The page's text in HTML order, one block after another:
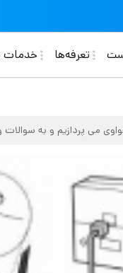
تعرفه‌ها خدمات
می پردازیم و به